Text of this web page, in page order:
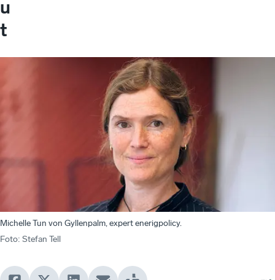
u
t
Michelle Tun von Gyllenpalm, expert enerigpolicy.
Foto: Stefan Tell